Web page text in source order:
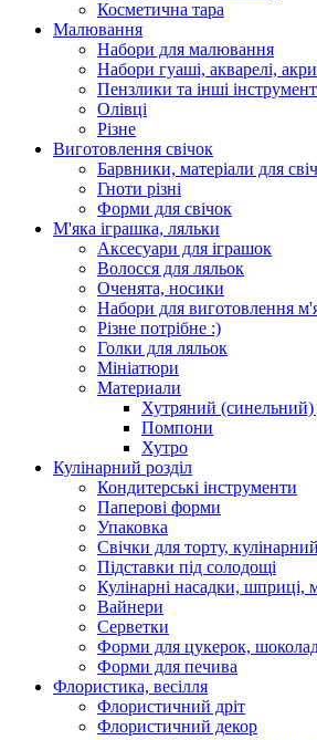
Косметична тара
Малювання
Набори для малювання
Набори гуаші, акварелі,
Пензлики та інші
Олівці
Різне
Виготовлення свічок
Барвники, матеріали для
Гноти різні
Форми для свічок
М'яка іграшка, ляльки
Аксесуари для іграшок
Волосся для ляльок
Оченята, носики
Набори для виготовлення
Різне потрібне :)
Голки для ляльок
Мініатюри
Материали
Хутряний (синельний)
Помпони
Хутро
Кулінарний розділ
Кондитерські інструменти
Паперові форми
Упаковка
Свічки для торту,
Підставки під солодощі
Кулінарні насадки, шприці,
Вайнери
Серветки
Форми для цукерок,
Форми для печива
Флористика, весілля
Флористичний дріт
Флористичний декор